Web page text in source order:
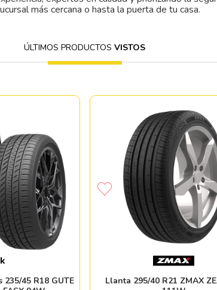
más cercana o hasta la puerta de tu casa.
ÚLTIMOS PRODUCTOSVISTOS
45 R18 GUTE
Llanta 295/40 R21 ZMAX